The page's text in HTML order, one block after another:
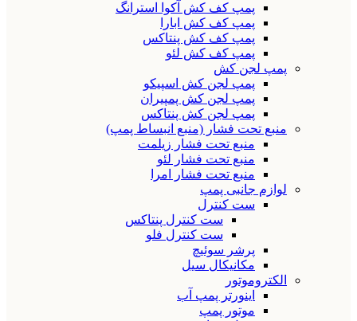
پمپ کف کش آکوا استرانگ
پمپ کف کش ابارا
پمپ کف کش پنتاکس
پمپ کف کش لئو
پمپ لجن کش
پمپ لجن کش اسپیکو
پمپ لجن کش پمپیران
پمپ لجن کش پنتاکس
منبع تحت فشار (منبع انبساط پمپ)
منبع تحت فشار زیلمت
منبع تحت فشار لئو
منبع تحت فشار امرا
لوازم جانبی پمپ
ست کنترل
ست کنترل پنتاکس
ست کنترل فلو
پرشر سوئیچ
مکانیکال سیل
الکتروموتور
اینورتر پمپ آب
موتور پمپ